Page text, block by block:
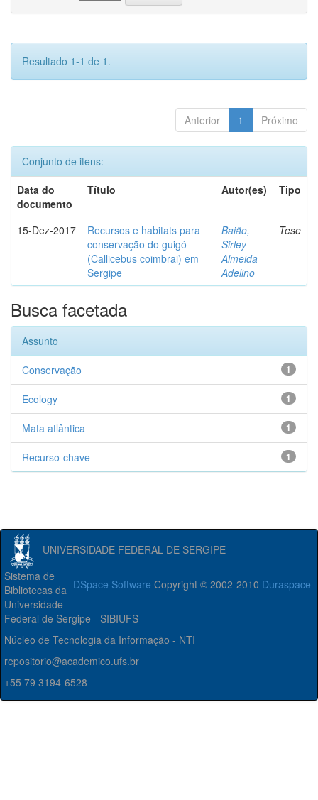
Resultado 1-1 de 1.
Anterior 1 Próximo
Conjunto de itens:
Data do
documento
Título Autor(es) Tipo
15-Dez-2017
Recursos e habitats para
conservação do guigó
(Callicebus coimbrai) em
Sergipe
Baião,
Sirley
Almeida
Adelino
Tese
Busca facetada
Assunto
1
Conservação
1
Ecology
1
Mata atlântica
1
Recurso-chave
UNIVERSIDADE FEDERAL DE SERGIPE
DSpace Software Copyright © 2002-2010 Duraspace
Sistema de
Bibliotecas da
Universidade
Federal de Sergipe - SIBIUFS
Núcleo de Tecnologia da Informação - NTI
repositorio@academico.ufs.br
+55 79 3194-6528